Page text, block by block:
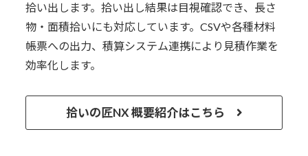
拾い出します。拾い出し結果は目視確認でき、長さ
物・面積拾いにも対応しています。CSVや各種材料
帳票への出力、積算システム連携により見積作業を
効率化します。
拾いの匠NX 概要紹介はこちら